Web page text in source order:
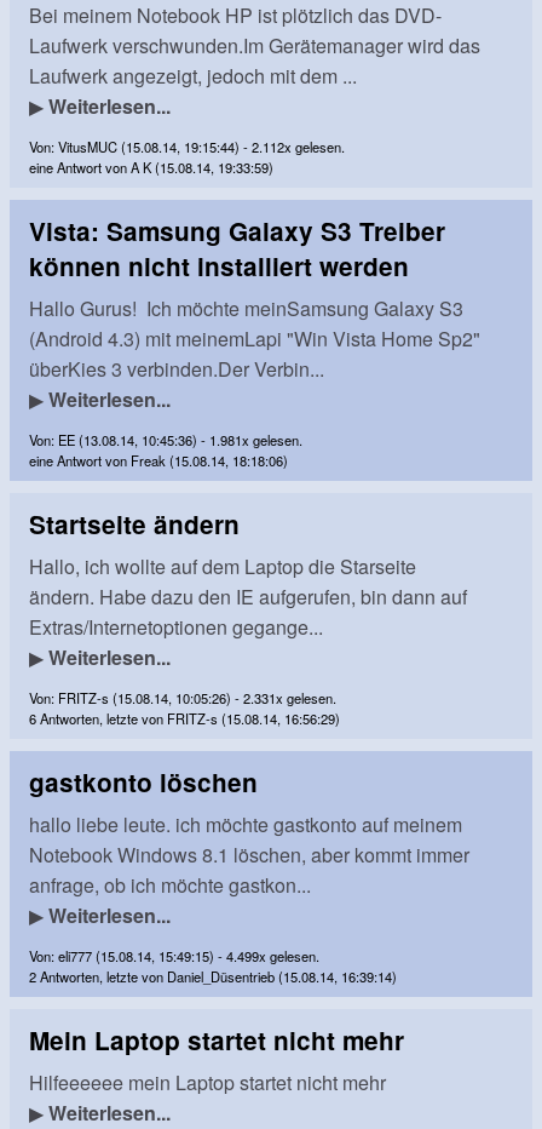
Bei meinem Notebook HP ist plötzlich das DVD-
Laufwerk verschwunden.Im Gerätemanager wird das
Laufwerk angezeigt, jedoch mit dem ...
▶Weiterlesen...
Von: VitusMUC (15.08.14, 19:15:44) - 2.112x gelesen.
eine Antwort von A K (15.08.14, 19:33:59)
Vista: Samsung Galaxy S3 Treiber
können nicht installiert werden
Hallo Gurus! Ich möchte meinSamsung Galaxy S3
(Android 4.3) mit meinemLapi "Win Vista Home Sp2"
überKies 3 verbinden.Der Verbin...
▶Weiterlesen...
Von: EE (13.08.14, 10:45:36) - 1.981x gelesen.
eine Antwort von Freak (15.08.14, 18:18:06)
Startseite ändern
Hallo, ich wollte auf dem Laptop die Starseite
ändern. Habe dazu den IE aufgerufen, bin dann auf
Extras/Internetoptionen gegange...
▶Weiterlesen...
Von: FRITZ-s (15.08.14, 10:05:26) - 2.331x gelesen.
6 Antworten, letzte von FRITZ-s (15.08.14, 16:56:29)
gastkonto löschen
hallo liebe leute. ich möchte gastkonto auf meinem
Notebook Windows 8.1 löschen, aber kommt immer
anfrage, ob ich möchte gastkon...
▶Weiterlesen...
Von: eli777 (15.08.14, 15:49:15) - 4.499x gelesen.
2 Antworten, letzte von Daniel_Düsentrieb (15.08.14, 16:39:14)
Mein Laptop startet nicht mehr
Hilfeeeeee mein Laptop startet nicht mehr
▶Weiterlesen...